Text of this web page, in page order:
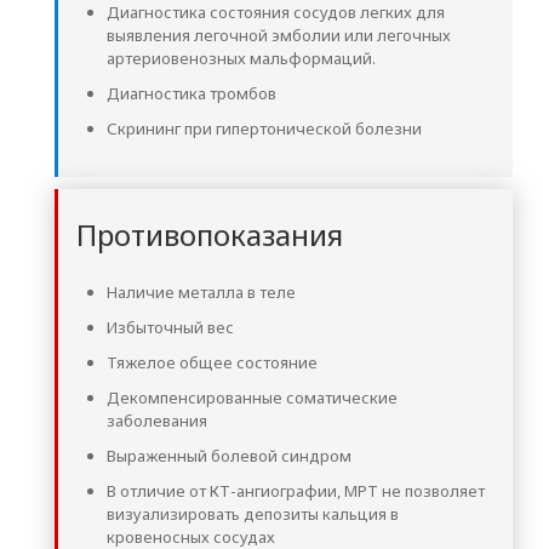
Диагностика состояния сосудов легких для
выявления легочной эмболии или легочных
артериовенозных мальформаций.
Диагностика тромбов
Скрининг при гипертонической болезни
Противопоказания
Наличие металла в теле
Избыточный вес
Тяжелое общее состояние
Декомпенсированные соматические
заболевания
Выраженный болевой синдром
В отличие от КТ-ангиографии, МРТ не позволяет
визуализировать депозиты кальция в
кровеносных сосудах